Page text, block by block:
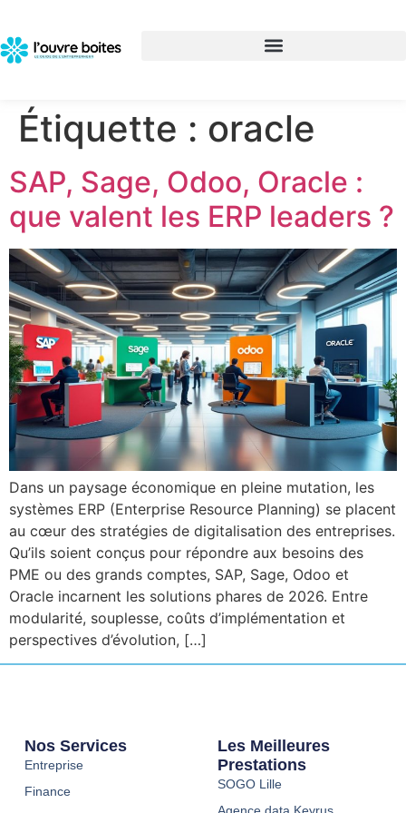
Étiquette : oracle
SAP, Sage, Odoo, Oracle :
que valent les ERP leaders ?
Dans un paysage économique en pleine mutation, les
systèmes ERP (Enterprise Resource Planning) se placent
au cœur des stratégies de digitalisation des entreprises.
Qu’ils soient conçus pour répondre aux besoins des
PME ou des grands comptes, SAP, Sage, Odoo et
Oracle incarnent les solutions phares de 2026. Entre
modularité, souplesse, coûts d’implémentation et
perspectives d’évolution, […]
Nos Services
Entreprise
Finance
Les Meilleures
Prestations
SOGO Lille